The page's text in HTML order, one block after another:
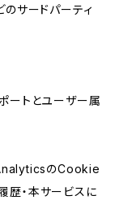
サードパーティ
トとユーザー属
のCookie
歴・本サービスに